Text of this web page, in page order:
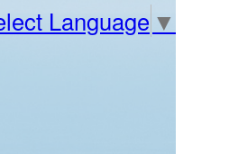
Language ▼